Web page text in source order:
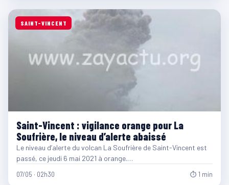
SAINT-VINCENT
Saint-Vincent : vigilance orange pour La
Soufrière, le niveau d’alerte abaissé
Le niveau d’alerte du volcan La Soufrière de Saint-Vincent est
passé, ce jeudi 6 mai 2021 à orange.…
07/05 · 02h30 ⏱ 1 min